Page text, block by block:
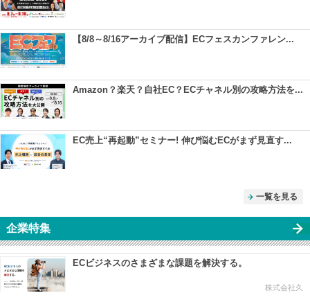
【8/8～8/16アーカイブ配信】ECフェスカンファレン...
Amazon？楽天？自社EC？ECチャネル別の攻略方法を...
EC売上“再起動”セミナー! 伸び悩むECがまず見直す...
一覧を見る
企業特集
ECビジネスのさまざまな課題を解決する。
株式会社久